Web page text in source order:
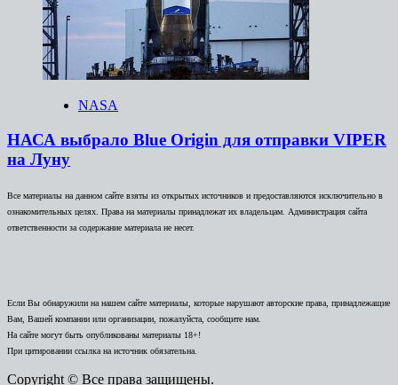
NASA
НАСА выбрало Blue Origin для отправки VIPER
на Луну
Все материалы на данном сайте взяты из открытых источников и предоставляются исключительно в
ознакомительных целях. Права на материалы принадлежат их владельцам. Администрация сайта
ответственности за содержание материала не несет.
Если Вы обнаружили на нашем сайте материалы, которые нарушают авторские права, принадлежащие
Вам, Вашей компании или организации, пожалуйста, сообщите нам.
На сайте могут быть опубликованы материалы 18+!
При цитировании ссылка на источник обязательна.
Copyright © Все права защищены.